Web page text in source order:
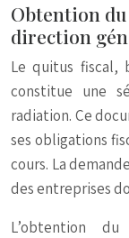
Obtention du
direction
Le quitus fiscal,
constitue une
radiation. Ce
ses obligations
cours. La
des entreprises
L’obtention